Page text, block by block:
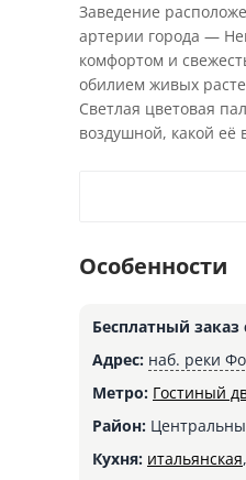
Заведение
артерии города —
комфортом и
обилием живых
Светлая цветовая
воздушной, какой её
Особенности
Бесплатный заказ
Адрес: наб. реки
Метро: Гостиный
Район:
Кухня: итальянская,